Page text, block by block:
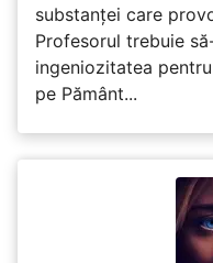
substanței care
Profesorul trebuie
ingeniozitatea
pe Pământ...